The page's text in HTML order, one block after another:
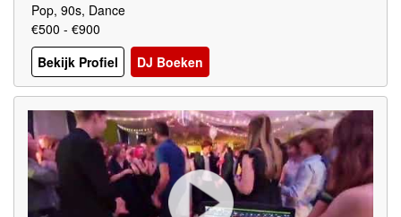
Pop, 90s, Dance
€500 - €900
Bekijk Profiel
DJ Boeken